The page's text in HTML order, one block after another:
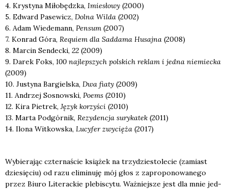
4. Kry­sty­na Miło­będz­ka, Imie­sło­wy (2000)
5. Edward Pase­wicz, Dol­na Wil­da (2002)
6. Adam Wie­de­mann, Pen­sum (2007)
7. Kon­rad Góra, Requ­iem dla Sad­da­ma Husaj­na (2008)
8. Mar­cin Sen­dec­ki, 22 (2009)
9. Darek Foks, 100 naj­lep­szych pol­skich reklam i jed­na nie­miec­ka
(2009)
10. Justy­na Bar­giel­ska, Dwa fia­ty (2009)
11. Andrzej Sosnow­ski, Poems (2010)
12. Kira Pie­trek, Język korzy­ści (2010)
13. Mar­ta Pod­gór­nik, Rezy­den­cja sury­ka­tek (2011)
14. Ilo­na Wit­kow­ska, Lucy­fer zwy­cię­ża (2017)
Wybie­ra­jąc czter­na­ście ksią­żek na trzy­dzie­sto­le­cie (zamiast
dzie­się­ciu) od razu eli­mi­nu­ję mój głos z zapro­po­no­wa­ne­go
przez Biu­ro Lite­rac­kie ple­bi­scy­tu. Waż­niej­sze jest dla mnie jed­